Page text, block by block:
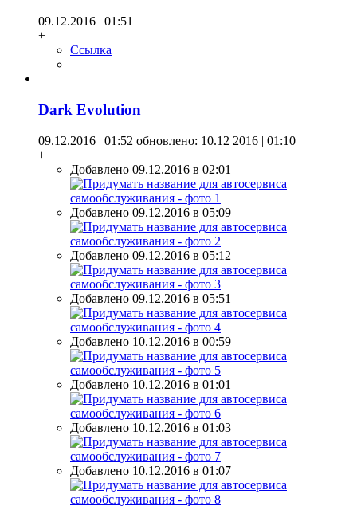
09.12.2016 | 01:51
+
Ссылка
Dark Evolution
09.12.2016 | 01:52 обновлено: 10.12 2016 | 01:10
+
Добавлено 09.12.2016 в 02:01
Добавлено 09.12.2016 в 05:09
Добавлено 09.12.2016 в 05:12
Добавлено 09.12.2016 в 05:51
Добавлено 10.12.2016 в 00:59
Добавлено 10.12.2016 в 01:01
Добавлено 10.12.2016 в 01:03
Добавлено 10.12.2016 в 01:07